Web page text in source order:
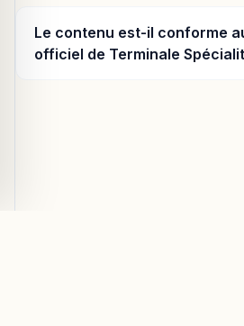
Le contenu est-il conforme
officiel de Terminale